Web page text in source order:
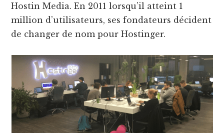
Hostin Media. En 2011 lorsqu’il atteint 1
million d’utilisateurs, ses fondateurs décident
de changer de nom pour Hostinger.